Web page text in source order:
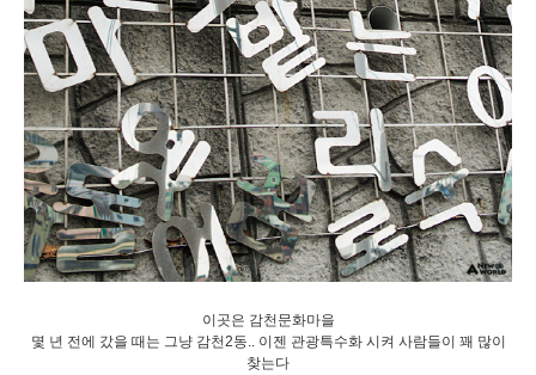
이곳은 감천문화마을
몇 년 전에 갔을 때는 그냥 감천2동.. 이젠 관광특수화 시켜 사람들이 꽤 많이
찾는다